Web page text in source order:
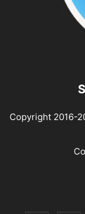
Copyright 2016-